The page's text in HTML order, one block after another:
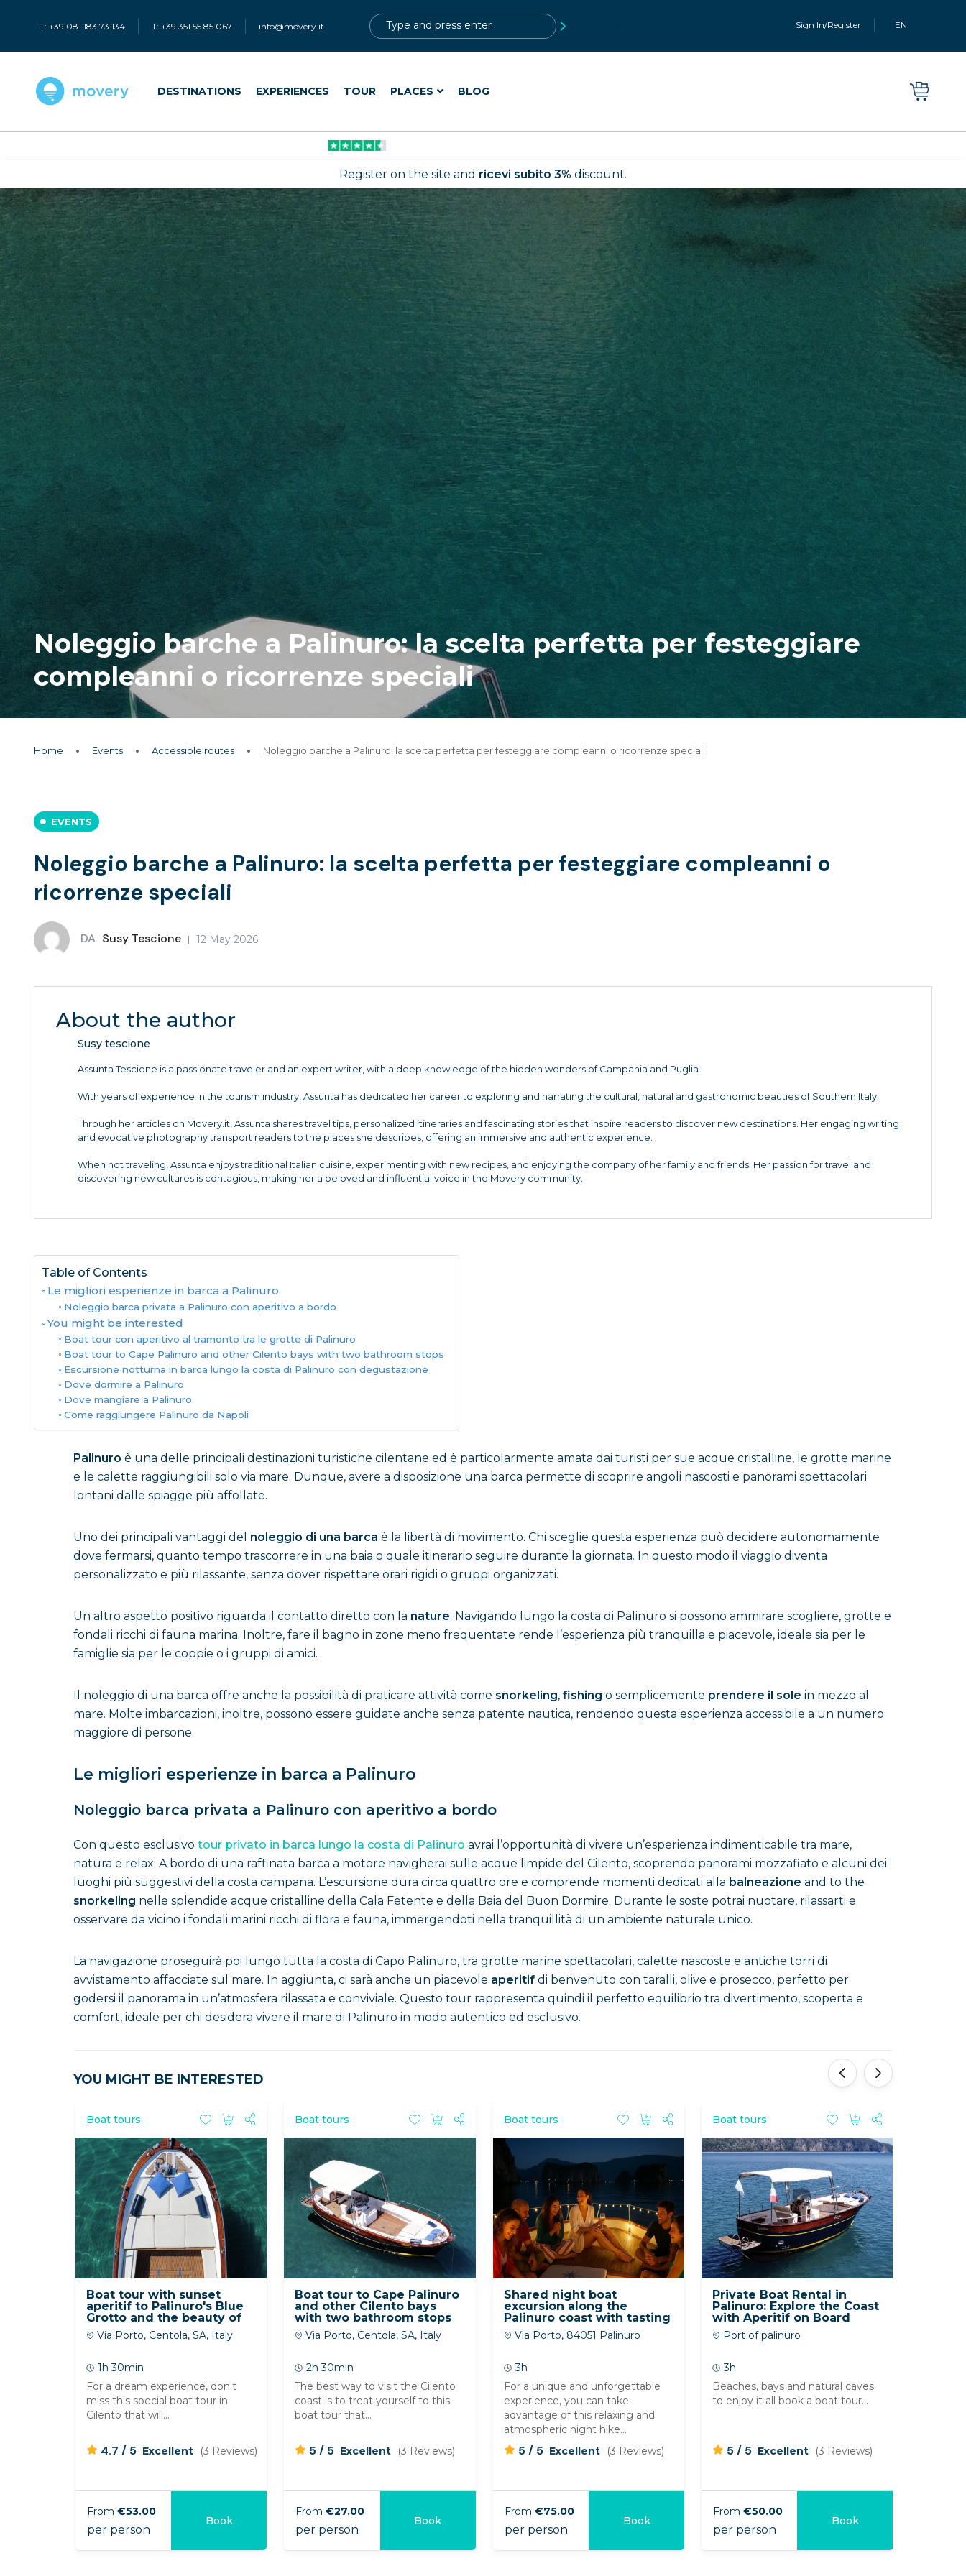
T: +39 081 183 73 134 T: +39 351 55 85 067 info@movery.it Sign In/Register EN
DESTINATIONS EXPERIENCES TOUR PLACES BLOG
Register on the site and ricevi subito 3% discount.
Noleggio barche a Palinuro: la scelta perfetta per festeggiare
compleanni o ricorrenze speciali
Home Events Accessible routes Noleggio barche a Palinuro: la scelta perfetta per festeggiare compleanni o ricorrenze speciali
EVENTS
Noleggio barche a Palinuro: la scelta perfetta per festeggiare compleanni o
ricorrenze speciali
DA Susy Tescione 12 May 2026
About the author
Susy tescione
Assunta Tescione is a passionate traveler and an expert writer, with a deep knowledge of the hidden wonders of Campania and Puglia.
With years of experience in the tourism industry, Assunta has dedicated her career to exploring and narrating the cultural, natural and gastronomic beauties of Southern Italy.
Through her articles on Movery.it, Assunta shares travel tips, personalized itineraries and fascinating stories that inspire readers to discover new destinations. Her engaging writing
and evocative photography transport readers to the places she describes, offering an immersive and authentic experience.
When not traveling, Assunta enjoys traditional Italian cuisine, experimenting with new recipes, and enjoying the company of her family and friends. Her passion for travel and
discovering new cultures is contagious, making her a beloved and influential voice in the Movery community.
Table of Contents
Le migliori esperienze in barca a Palinuro
Noleggio barca privata a Palinuro con aperitivo a bordo
You might be interested
Boat tour con aperitivo al tramonto tra le grotte di Palinuro
Boat tour to Cape Palinuro and other Cilento bays with two bathroom stops
Escursione notturna in barca lungo la costa di Palinuro con degustazione
Dove dormire a Palinuro
Dove mangiare a Palinuro
Come raggiungere Palinuro da Napoli
Palinuro è una delle principali destinazioni turistiche cilentane ed è particolarmente amata dai turisti per sue acque cristalline, le grotte marine
e le calette raggiungibili solo via mare. Dunque, avere a disposizione una barca permette di scoprire angoli nascosti e panorami spettacolari
lontani dalle spiagge più affollate.
Uno dei principali vantaggi del noleggio di una barca è la libertà di movimento. Chi sceglie questa esperienza può decidere autonomamente
dove fermarsi, quanto tempo trascorrere in una baia o quale itinerario seguire durante la giornata. In questo modo il viaggio diventa
personalizzato e più rilassante, senza dover rispettare orari rigidi o gruppi organizzati.
Un altro aspetto positivo riguarda il contatto diretto con la nature. Navigando lungo la costa di Palinuro si possono ammirare scogliere, grotte e
fondali ricchi di fauna marina. Inoltre, fare il bagno in zone meno frequentate rende l’esperienza più tranquilla e piacevole, ideale sia per le
famiglie sia per le coppie o i gruppi di amici.
Il noleggio di una barca offre anche la possibilità di praticare attività come snorkeling, fishing o semplicemente prendere il sole in mezzo al
mare. Molte imbarcazioni, inoltre, possono essere guidate anche senza patente nautica, rendendo questa esperienza accessibile a un numero
maggiore di persone.
Le migliori esperienze in barca a Palinuro
Noleggio barca privata a Palinuro con aperitivo a bordo
Con questo esclusivo tour privato in barca lungo la costa di Palinuro avrai l’opportunità di vivere un’esperienza indimenticabile tra mare,
natura e relax. A bordo di una raffinata barca a motore navigherai sulle acque limpide del Cilento, scoprendo panorami mozzafiato e alcuni dei
luoghi più suggestivi della costa campana. L’escursione dura circa quattro ore e comprende momenti dedicati alla balneazione and to the
snorkeling nelle splendide acque cristalline della Cala Fetente e della Baia del Buon Dormire. Durante le soste potrai nuotare, rilassarti e
osservare da vicino i fondali marini ricchi di flora e fauna, immergendoti nella tranquillità di un ambiente naturale unico.
La navigazione proseguirà poi lungo tutta la costa di Capo Palinuro, tra grotte marine spettacolari, calette nascoste e antiche torri di
avvistamento affacciate sul mare. In aggiunta, ci sarà anche un piacevole aperitif di benvenuto con taralli, olive e prosecco, perfetto per
godersi il panorama in un’atmosfera rilassata e conviviale. Questo tour rappresenta quindi il perfetto equilibrio tra divertimento, scoperta e
comfort, ideale per chi desidera vivere il mare di Palinuro in modo autentico ed esclusivo.
YOU MIGHT BE INTERESTED
Boat tours
Private Boat Rental in
Palinuro: Explore the Coast
with Aperitif on Board
Port of palinuro
3h
Beaches, bays and natural caves:
to enjoy it all book a boat tour...
5/ 5 Excellent (3 Reviews)
From€50.00
per person
Book
Boat tours
Shared night boat
excursion along the
Palinuro coast with tasting
of typical products
Via Porto, 84051 Palinuro
3h
For a unique and unforgettable
experience, you can take
advantage of this relaxing and
atmospheric night hike...
5 /5 Excellent (3 Reviews)
From €75.00
per person
Book
Boat tours
Boat tour to Cape Palinuro
and other Cilento bays
with two bathroom stops
Via Porto, Centola, SA, Italy
2h 30min
The best way to visit the Cilento
coast is to treat yourself to this
boat tour that...
5/ 5 Excellent (3 Reviews)
From€27.00
per person
Book
Boat tours
Boat tour with sunset
aperitif to Palinuro's Blue
Grotto and the beauty of
Cilento
Via Porto, Centola, SA, Italy
1h 30min
For a dream experience, don't
miss this special boat tour in
Cilento that will...
4.7 /5 Excellent (3 Reviews)
From €53.00
per person
Book
'